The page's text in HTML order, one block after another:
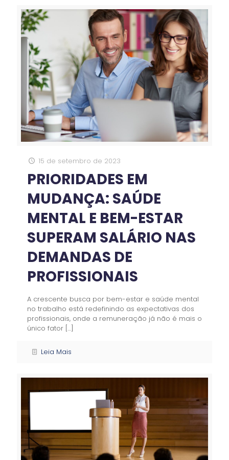
15 de setembro de 2023
PRIORIDADES EM
MUDANÇA: SAÚDE
MENTAL E BEM-ESTAR
SUPERAM SALÁRIO NAS
DEMANDAS DE
PROFISSIONAIS
A crescente busca por bem-estar e saúde mental
no trabalho está redefinindo as expectativas dos
profissionais, onde a remuneração já não é mais o
único fator […]
Leia Mais